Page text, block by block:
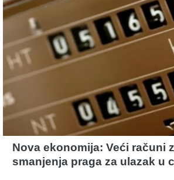
Nova ekonomija: Veći računi
smanjenja praga za ulazak u